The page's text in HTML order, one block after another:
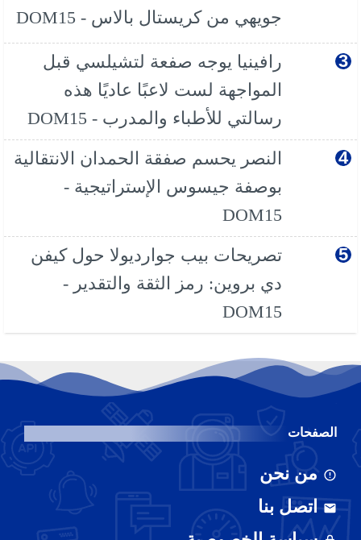
جويهي من كريستال بالاس - DOM15
رافينيا يوجه صفعة لتشيلسي قبل
المواجهة لست لاعبًا عاديًا هذه
رسالتي للأطباء والمدرب - DOM15
النصر يحسم صفقة الحمدان الانتقالية
بوصفة جيسوس الإستراتيجية -
DOM15
تصريحات بيب جوارديولا حول كيفن
دي بروين: رمز الثقة والتقدير -
DOM15
الصفحات
من نحن
اتصل بنا